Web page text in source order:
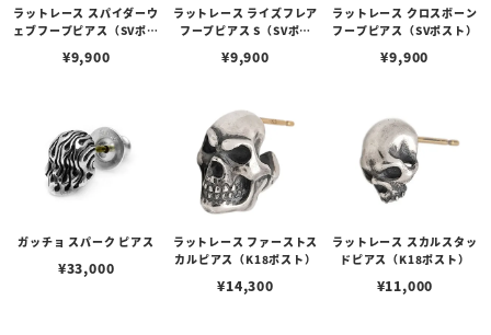
ラットレース スパイダーウ
ェブフープピアス（SVポス
¥9,900
ラットレース ライズフレア
フープピアス S（SVポス
¥9,900
ラットレース クロスボーン
フープピアス（SVポスト）
¥9,900
ガッチョ スパーク ピアス
¥33,000
ラットレース ファーストス
カルピアス（K18ポスト）
¥14,300
ラットレース スカルスタッ
ドピアス（K18ポスト）
¥11,000